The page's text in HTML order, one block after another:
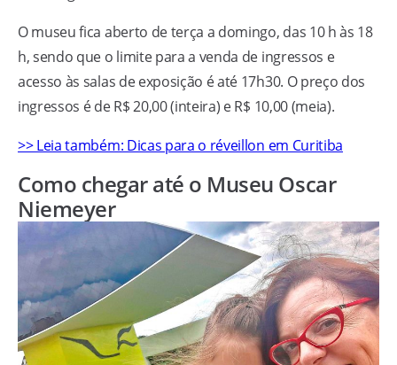
O museu fica aberto de terça a domingo, das 10 h às 18
h, sendo que o limite para a venda de ingressos e
acesso às salas de exposição é até 17h30. O preço dos
ingressos é de R$ 20,00 (inteira) e R$ 10,00 (meia).
>> Leia também: Dicas para o réveillon em Curitiba
Como chegar até o Museu Oscar
Niemeyer